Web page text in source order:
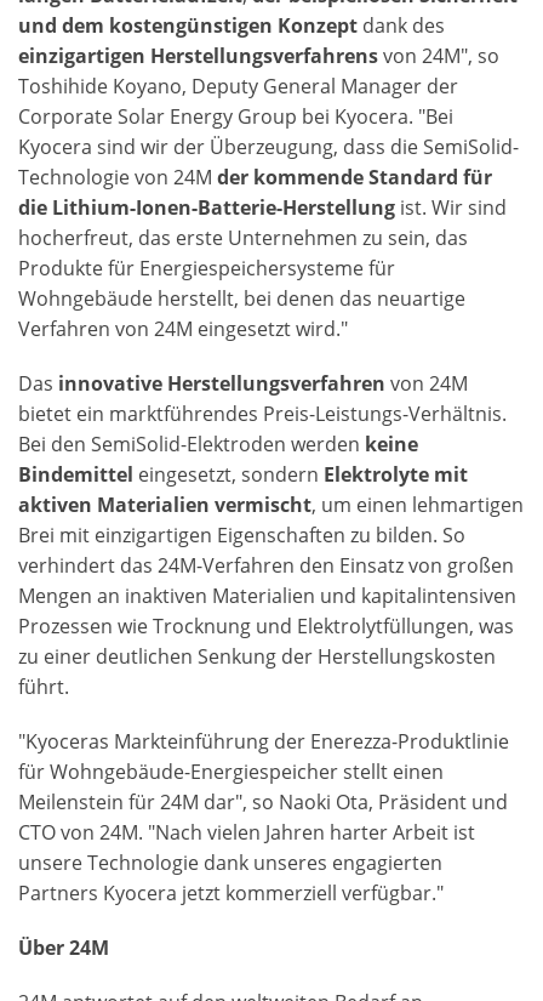
und dem kostengünstigen Konzept dank des
einzigartigen Herstellungsverfahrensvon 24M", so
Toshihide Koyano, Deputy General Manager der
Corporate Solar Energy Group bei Kyocera. "Bei
Kyocera sind wir der Überzeugung, dass die SemiSolid-
Technologie von 24M der kommende Standard für
die Lithium-Ionen-Batterie-Herstellung ist. Wir sind
hocherfreut, das erste Unternehmen zu sein, das
Produkte für Energiespeichersysteme für
Wohngebäude herstellt, bei denen das neuartige
Verfahren von 24M eingesetzt wird."
Das innovative Herstellungsverfahren von 24M
bietet ein marktführendes Preis-Leistungs-Verhältnis.
Bei den SemiSolid-Elektroden werden keine
Bindemittel eingesetzt, sondern Elektrolyte mit
aktiven Materialien vermischt, um einen lehmartigen
Brei mit einzigartigen Eigenschaften zu bilden. So
verhindert das 24M-Verfahren den Einsatz von großen
Mengen an inaktiven Materialien und kapitalintensiven
Prozessen wie Trocknung und Elektrolytfüllungen, was
zu einer deutlichen Senkung der Herstellungskosten
führt.
"Kyoceras Markteinführung der Enerezza-Produktlinie
für Wohngebäude-Energiespeicher stellt einen
Meilenstein für 24M dar", so Naoki Ota, Präsident und
CTO von 24M. "Nach vielen Jahren harter Arbeit ist
unsere Technologie dank unseres engagierten
Partners Kyocera jetzt kommerziell verfügbar."
Über 24M